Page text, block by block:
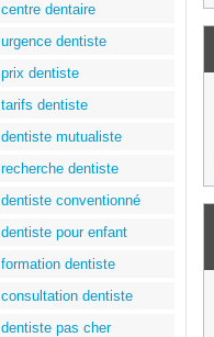
centre dentaire
urgence dentiste
prix dentiste
tarifs dentiste
dentiste mutualiste
recherche dentiste
dentiste conventionné
dentiste pour enfant
formation dentiste
consultation dentiste
dentiste pas cher